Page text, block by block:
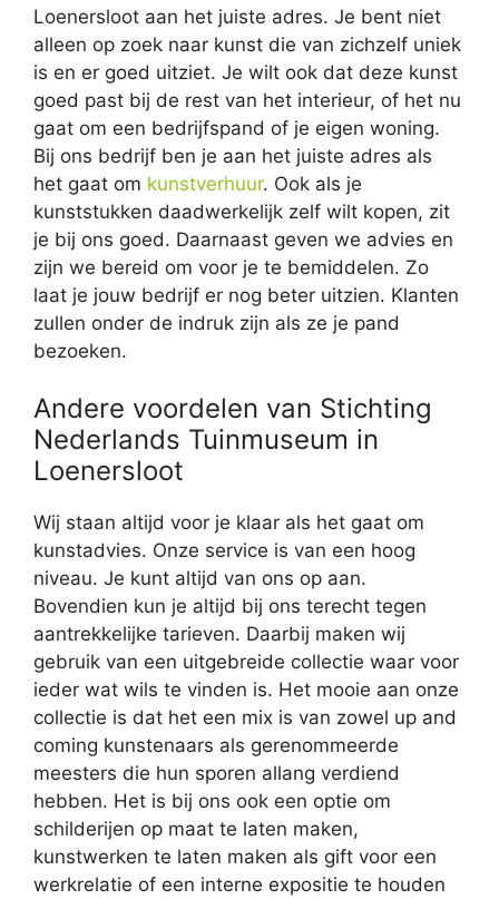
Loenersloot aan het juiste adres. Je bent niet
alleen op zoek naar kunst die van zichzelf uniek
is en er goed uitziet. Je wilt ook dat deze kunst
goed past bij de rest van het interieur, of het nu
gaat om een bedrijfspand of je eigen woning.
Bij ons bedrijf ben je aan het juiste adres als
het gaat om kunstverhuur. Ook als je
kunststukken daadwerkelijk zelf wilt kopen, zit
je bij ons goed. Daarnaast geven we advies en
zijn we bereid om voor je te bemiddelen. Zo
laat je jouw bedrijf er nog beter uitzien. Klanten
zullen onder de indruk zijn als ze je pand
bezoeken.
Andere voordelen van Stichting
Nederlands Tuinmuseum in
Loenersloot
Wij staan altijd voor je klaar als het gaat om
kunstadvies. Onze service is van een hoog
niveau. Je kunt altijd van ons op aan.
Bovendien kun je altijd bij ons terecht tegen
aantrekkelijke tarieven. Daarbij maken wij
gebruik van een uitgebreide collectie waar voor
ieder wat wils te vinden is. Het mooie aan onze
collectie is dat het een mix is van zowel up and
coming kunstenaars als gerenommeerde
meesters die hun sporen allang verdiend
hebben. Het is bij ons ook een optie om
schilderijen op maat te laten maken,
kunstwerken te laten maken als gift voor een
werkrelatie of een interne expositie te houden